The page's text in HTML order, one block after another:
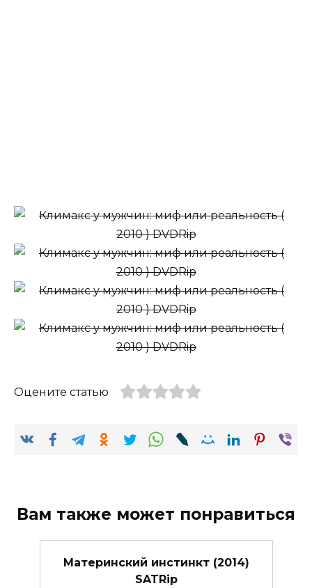
Оцените статью
Вам также может понравиться
Материнский инстинкт (2014)
SATRip